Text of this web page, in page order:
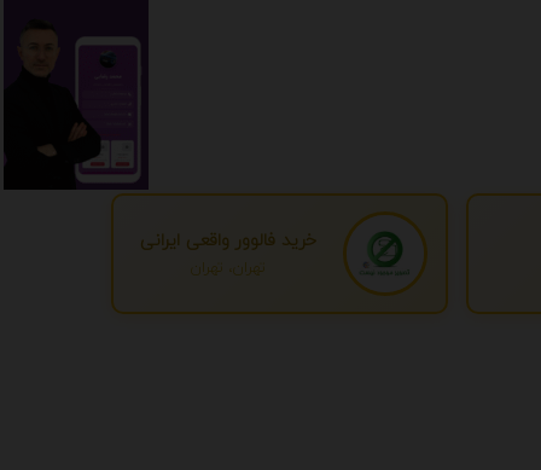
خرید فالوور واقعی ایرانی
تهران، تهران